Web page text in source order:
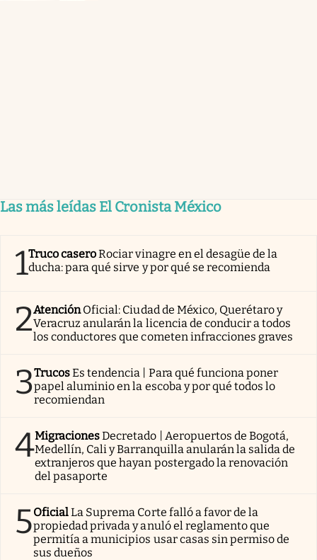
Las más leídas El Cronista México
1Truco caseroRociar vinagre en el desagüe de la
ducha: para qué sirve y por qué se recomienda
2AtenciónOficial: Ciudad de México, Querétaro y
Veracruz anularán la licencia de conducir a todos
los conductores que cometen infracciones graves
3TrucosEs tendencia | Para qué funciona poner
papel aluminio en la escoba y por qué todos lo
recomiendan
4MigracionesDecretado | Aeropuertos de Bogotá,
Medellín, Cali y Barranquilla anularán la salida de
extranjeros que hayan postergado la renovación
del pasaporte
5OficialLa Suprema Corte falló a favor de la
propiedad privada y anuló el reglamento que
permitía a municipios usar casas sin permiso de
sus dueños